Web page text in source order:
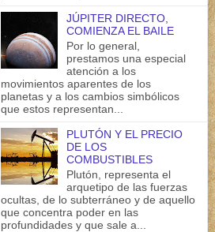
JÚPITER DIRECTO,
COMIENZA EL BAILE
Por lo general,
prestamos una especial
atención a los
movimientos aparentes de los
planetas y a los cambios simbólicos
que estos representan...
PLUTÓN Y EL PRECIO
DE LOS
COMBUSTIBLES
Plutón, representa el
arquetipo de las fuerzas
ocultas, de lo subterráneo y de aquello
que concentra poder en las
profundidades y que sale a...